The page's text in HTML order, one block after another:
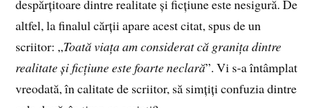
despărțitoare dintre realitate și ficțiune este nesigură. De
altfel, la finalul cărții apare acest citat, spus de un
scriitor: „Toată viața am considerat că granița dintre
realitate și ficțiune este foarte neclară”. Vi s-a întâmplat
vreodată, în calitate de scriitor, să simțiți confuzia dintre